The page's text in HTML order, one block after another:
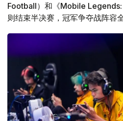
Football）和《Mobile Legends:
则结束半决赛，冠军争夺战阵容